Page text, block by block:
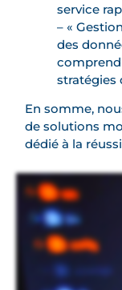
service
– «
des
stratégies
En somme,
de solutions
dédié à la